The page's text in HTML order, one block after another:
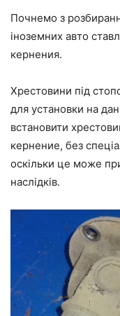
Почнемо з
іноземних авто
кернения.
Хрестовини під
для установки на
встановити
кернение, без
оскільки це може
наслідків.